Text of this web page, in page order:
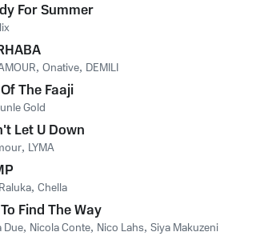
For Summer
, Onative, DEMILI
The Faaji
Gold
Let U Down
, LYMA
Raluka, Chella
Find The Way
Due, Nicola Conte, Nico Lahs, Siya Makuzeni